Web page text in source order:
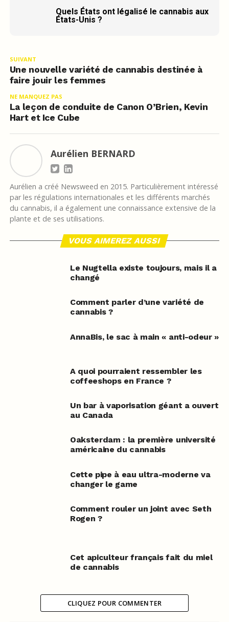
Quels États ont légalisé le cannabis aux
États-Unis ?
SUIVANT
Une nouvelle variété de cannabis destinée à
faire jouir les femmes
NE MANQUEZ PAS
La leçon de conduite de Canon O’Brien, Kevin
Hart et Ice Cube
Aurélien BERNARD
Aurélien a créé Newsweed en 2015. Particulièrement intéressé
par les régulations internationales et les différents marchés
du cannabis, il a également une connaissance extensive de la
plante et de ses utilisations.
VOUS AIMEREZ AUSSI
Le Nugtella existe toujours, mais il a
changé
Comment parler d’une variété de
cannabis ?
AnnaBis, le sac à main « anti-odeur »
A quoi pourraient ressembler les
coffeeshops en France ?
Un bar à vaporisation géant a ouvert
au Canada
Oaksterdam : la première université
américaine du cannabis
Cette pipe à eau ultra-moderne va
changer le game
Comment rouler un joint avec Seth
Rogen ?
Cet apiculteur français fait du miel
de cannabis
CLIQUEZ POUR COMMENTER